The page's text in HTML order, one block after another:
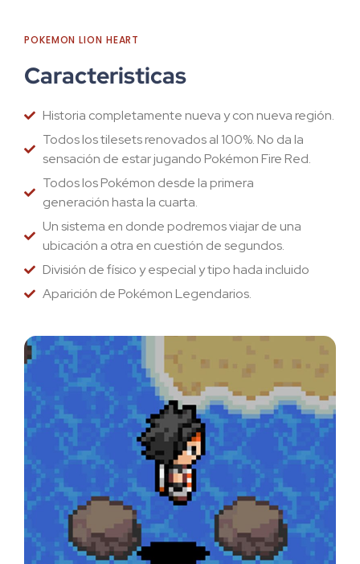
POKEMON LION HEART
Caracteristicas
Historia completamente nueva y con nueva región.
Todos los tilesets renovados al 100%. No da la
sensación de estar jugando Pokémon Fire Red.
Todos los Pokémon desde la primera
generación hasta la cuarta.
Un sistema en donde podremos viajar de una
ubicación a otra en cuestión de segundos.
División de físico y especial y tipo hada incluido
Aparición de Pokémon Legendarios.